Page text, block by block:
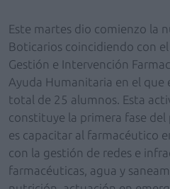
Este martes dio comienzo la
Boticarios coincidiendo con
Gestión e Intervención
Ayuda Humanitaria en el
total de 25 alumnos. Esta
constituye la primera fase
es capacitar al farmacéutico
con la gestión de redes e
farmacéuticas, agua y